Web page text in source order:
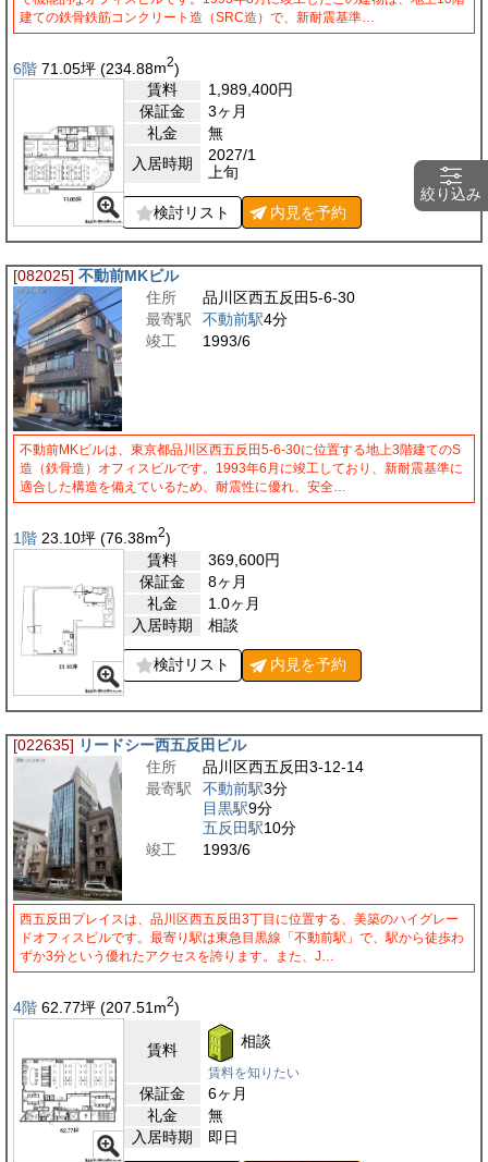
絞り込み
建ての鉄骨鉄筋コンクリート造（SRC造）で、新耐震基準…
6階 71.05坪 (234.88m2)
賃料
1,989,400円
保証金
3ヶ月
礼金
無
入居時期
2027/1
上旬
検討リスト 内見を予約
[082025] 不動前MKビル
住所
品川区西五反田5-6-30
最寄駅
不動前駅4分
竣工
1993/6
不動前MKビルは、東京都品川区西五反田5-6-30に位置する地上3階建てのS
造（鉄骨造）オフィスビルです。1993年6月に竣工しており、新耐震基準に
適合した構造を備えているため、耐震性に優れ、安全…
1階 23.10坪 (76.38m2)
賃料
369,600円
保証金
8ヶ月
礼金
1.0ヶ月
入居時期
相談
検討リスト 内見を予約
[022635] リードシー西五反田ビル
住所
品川区西五反田3-12-14
最寄駅
不動前駅3分
目黒駅9分
五反田駅10分
竣工
1993/6
西五反田プレイスは、品川区西五反田3丁目に位置する、美築のハイグレー
ドオフィスビルです。最寄り駅は東急目黒線「不動前駅」で、駅から徒歩わ
ずか3分という優れたアクセスを誇ります。また、J…
4階 62.77坪 (207.51 m2)
賃料 相談
賃料を知りたい
保証金
6ヶ月
礼金
無
入居時期
即日